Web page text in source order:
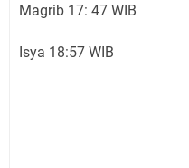
Magrib 17: 47 WIB
Isya 18:57 WIB